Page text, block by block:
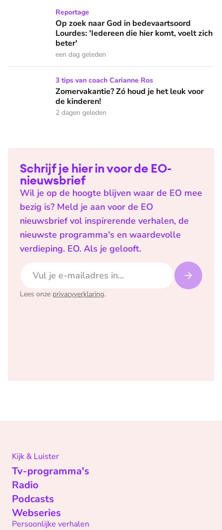
Op zoek naar God in bedevaartsoord Lourdes: 'Iedereen
Reportage
Op zoek naar God in bedevaartsoord
Lourdes: 'Iedereen die hier komt, voelt zich
beter'
een dag geleden
Zomervakantie? Zó houd je het leuk voor de kinderen!
3 tips van coach Carianne Ros
Zomervakantie? Zó houd je het leuk voor
de kinderen!
2 dagen geleden
Schrijf je hier in voor de EO-
nieuwsbrief
Wil je op de hoogte blijven waar de EO mee
bezig is? Meld je aan voor de EO
nieuwsbrief vol inspirerende verhalen, de
nieuwste programma's en waardevolle
verdieping. EO. Als je gelooft.
Lees onze privacyverklaring.
Kijk & Luister
Tv-programma's
Radio
Podcasts
Webseries
Persoonlijke verhalen